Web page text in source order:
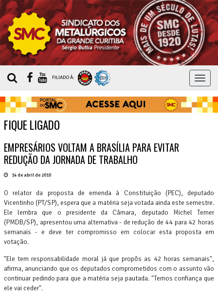
MENU
FILIADO À:
FIQUE LIGADO
EMPRESÁRIOS VOLTAM A BRASÍLIA PARA EVITAR
REDUÇÃO DA JORNADA DE TRABALHO
14 de abril de 2010
O relator da proposta de emenda à Constituição (PEC), deputado
Vicentinho (PT/SP), espera que a matéria seja votada ainda este semestre.
Ele lembra que o presidente da Câmara, deputado Michel Temer
(PMDB/SP), apresentou uma alternativa - de redução de 44 para 42 horas
semanais - e deve ter compromisso em colocar esta proposta em
votação.
"Ele tem responsabilidade moral já que propôs as 42 horas semanais",
afirma, anunciando que os deputados comprometidos com o assunto vão
continuar pedindo para que a matéria seja pautada. "Temos confiança que
ele vai ceder".